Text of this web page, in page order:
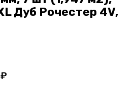
Дуб Рочестер 4V,
₽